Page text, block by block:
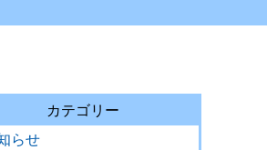
カテゴリー
らせ